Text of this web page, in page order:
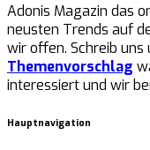
Adonis Magazin das
neusten Trends auf
wir offen. Schreib
Themenvorschlag
interessiert und wir
Hauptnavigation